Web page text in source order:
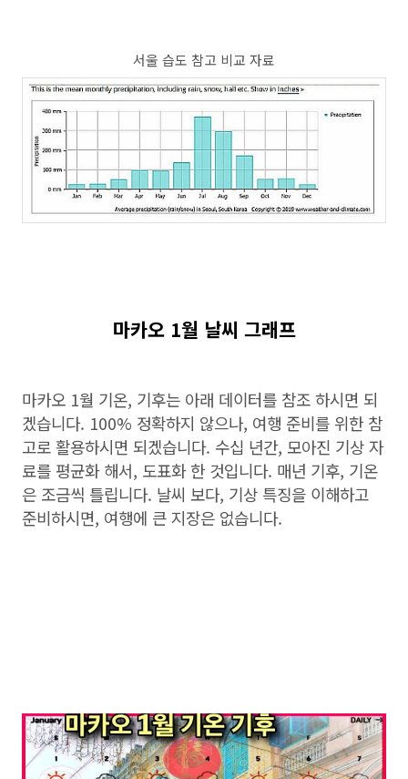
서울 습도 참고 비교 자료
마카오 1월 날씨 그래프
마카오 1월 기온, 기후는 아래 데이터를 참조 하시면 되
겠습니다. 100% 정확하지 않으나, 여행 준비를 위한 참
고로 활용하시면 되겠습니다. 수십 년간, 모아진 기상 자
료를 평균화 해서, 도표화 한 것입니다. 매년 기후, 기온
은 조금씩 틀립니다. 날씨 보다, 기상 특징을 이해하고
준비하시면, 여행에 큰 지장은 없습니다.